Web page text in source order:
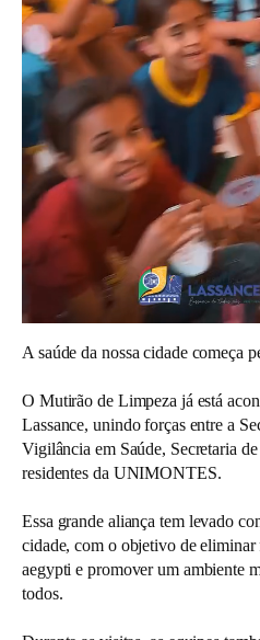
A saúde da nossa cidade começa
O Mutirão de Limpeza já está
Lassance, unindo forças entre a
Vigilância em Saúde, Secretaria
residentes da UNIMONTES.
Essa grande aliança tem levado
cidade, com o objetivo de
aegypti e promover um ambiente
todos.